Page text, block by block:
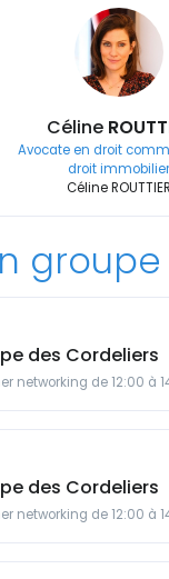
Céline
Avocate en droit
droit immobilier
Céline ROUTTIER
groupe
des Cordeliers
networking de 12:00 à
des Cordeliers
networking de 12:00 à